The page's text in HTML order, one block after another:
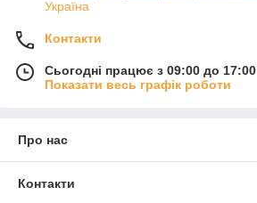
Україна
Контакти
Сьогодні працює з 09:00 до 17:00
Показати весь графік роботи
Про нас
Контакти